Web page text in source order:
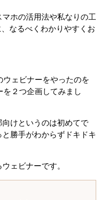
ホの活用法や私なりの工
なるべくわかりやすくお
ウェビナーをやったのを
を２つ企画してみまし
けというのは初めてで
勝手がわからずドキドキ
ェビナーです。